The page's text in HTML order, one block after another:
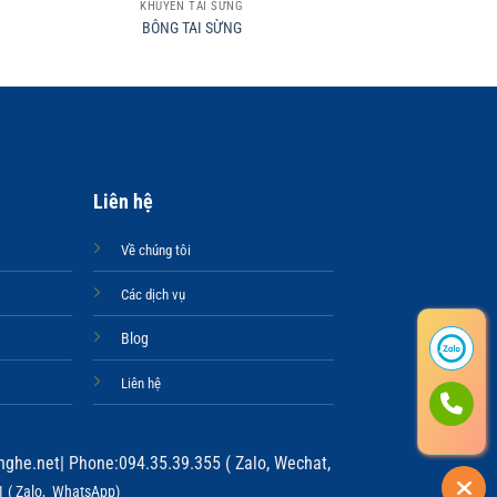
KHUYÊN TAI SỪNG
BÔNG TAI SỪNG
Liên hệ
Về chúng tôi
Các dịch vụ
Blog
Liên hệ
| Phone:094.35.39.355 ( Zalo, Wechat,
( Zalo, WhatsApp)